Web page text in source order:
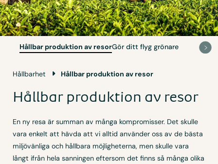
Hållbar produktion av resorGör ditt flyg grönare
Hållbarhet Hållbar produktion av resor
Hållbar produktion av resor
En ny resa är summan av många kompromisser. Det skulle
vara enkelt att hävda att vi alltid använder oss av de bästa
miljövänliga och hållbara möjligheterna, men skulle vara
långt ifrån hela sanningen eftersom det finns så många olika